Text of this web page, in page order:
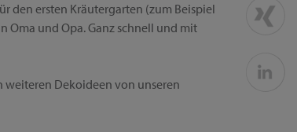
den ersten Kräutergarten (zum Beispiel
Oma und Opa. Ganz schnell und mit
Dekoideen von unseren